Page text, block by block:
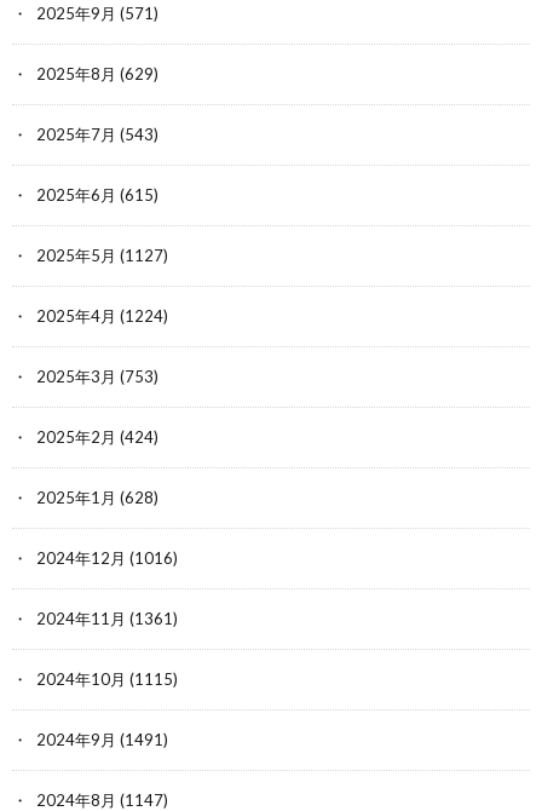
2025年9月 (571)
2025年8月 (629)
2025年7月 (543)
2025年6月 (615)
2025年5月 (1127)
2025年4月 (1224)
2025年3月 (753)
2025年2月 (424)
2025年1月 (628)
2024年12月 (1016)
2024年11月 (1361)
2024年10月 (1115)
2024年9月 (1491)
2024年8月 (1147)